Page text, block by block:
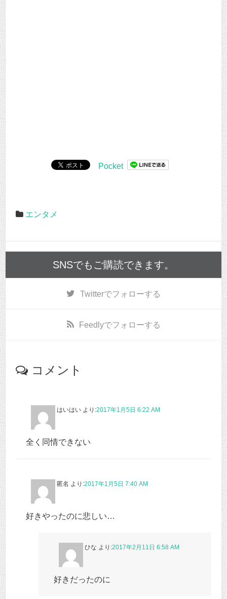
Pocket
エンタメ
SNSでもご購読できます。
Twitterでフォローする
Feedlyでフォローする
コメント
はいはい より:2017年1月5日 6:22 AM
全く同情できない
匿名 より:2017年1月5日 7:40 AM
好きやったのに悲しい…
ひな より:2017年2月11日 6:58 AM
好きだったのに